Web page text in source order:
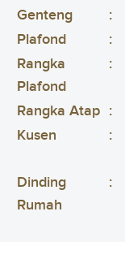
Genteng
:
Plafond
:
Rangka
Plafond
:
Rangka Atap :
Kusen
:
Dinding
Rumah
: